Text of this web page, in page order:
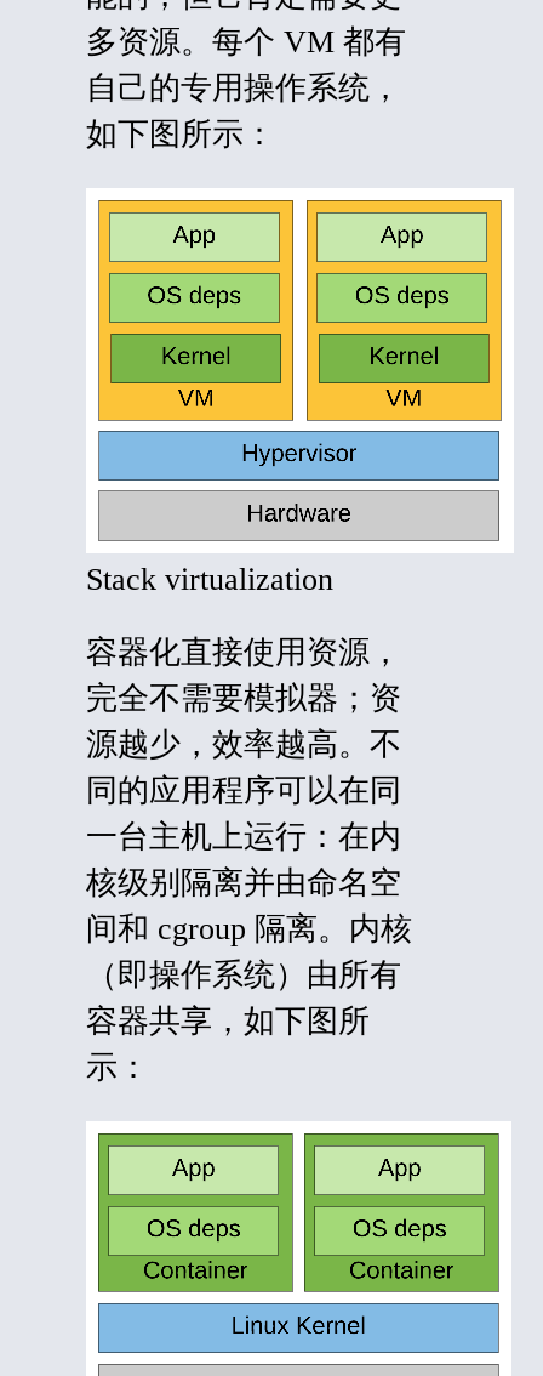
多资源。每个 VM 都有
自己的专用操作系统，
如下图所示：
Stack virtualization
容器化直接使用资源，
完全不需要模拟器；资
源越少，效率越高。不
同的应用程序可以在同
一台主机上运行：在内
核级别隔离并由命名空
间和 cgroup 隔离。内核
（即操作系统）由所有
容器共享，如下图所
示：